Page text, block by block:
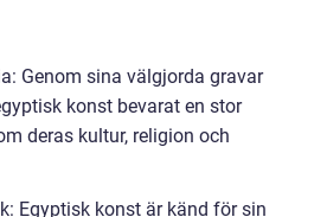
Genom sina välgjorda gravar
konst bevarat en stor
deras kultur, religion och
Egyptisk konst är känd för sin